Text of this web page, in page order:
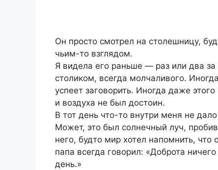
Он просто смотрел на столешницу,
чьим-то взглядом.
Я видела его раньше — раз или два
столиком, всегда молчаливого.
успеет заговорить. Иногда даже
и воздуха не был достоин.
В тот день что-то внутри меня не дало
Может, это был солнечный луч,
него, будто мир хотел напомнить,
папа всегда говорил: «Доброта
день.»